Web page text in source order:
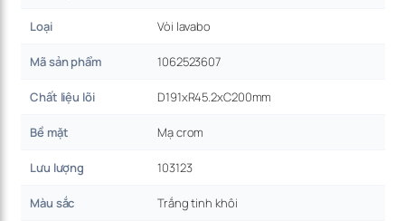
Loại Vòi lavabo
Mã sản phẩm 1062523607
Chất liệu lõi D191xR45.2xC200mm
Bề mặt Mạ crom
Lưu lượng 103123
Màu sắc Trắng tinh khôi